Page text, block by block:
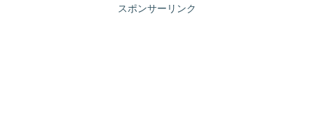
スポンサーリンク